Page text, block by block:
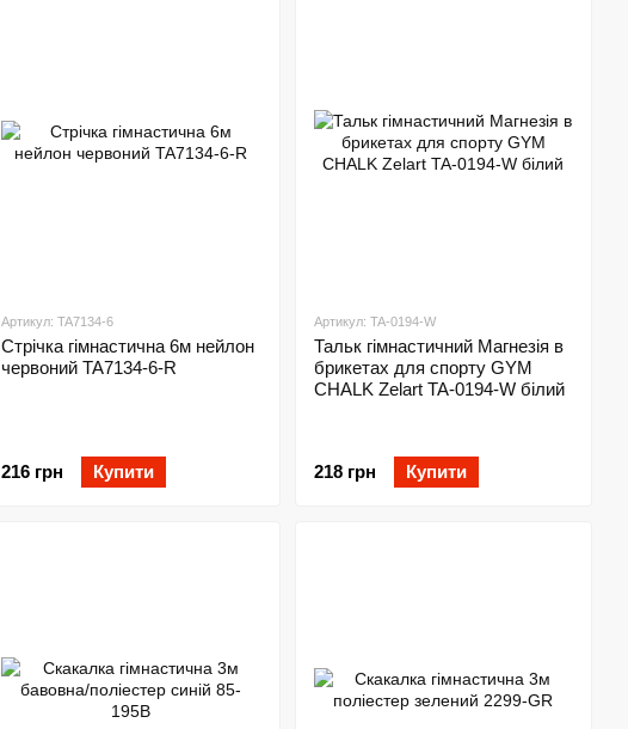
Артикул: TA7134-6
Стрічка гімнастична 6м нейлон
червоний TA7134-6-R
216 грн Купити
Артикул: TA-0194-W
Тальк гімнастичний Магнезія в
брикетах для спорту GYM
CHALK Zelart TA-0194-W білий
218 грн Купити